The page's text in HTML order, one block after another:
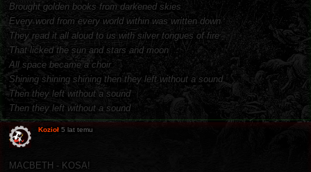
Brought golden books from darkened skies
Every word from every world within was written down
They read it all aloud to us with silver tongues of fire
That licked the sun and stars and moon
All space became a choir
Shining shining shining then they left without a sound
Then they left without a sound
Then they left without a sound
Kozioł 5 lat temu
MACBETH - KOSA!